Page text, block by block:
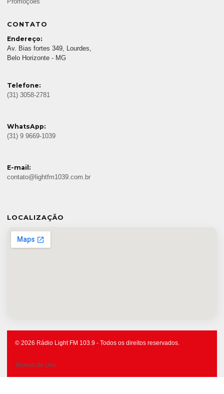
Promoções
CONTATO
Endereço:
Av. Bias fortes 349, Lourdes,
Belo Horizonte - MG
Telefone:
(31) 3058-2781
WhatsApp:
(31) 9 9669-1039
E-mail:
contato@lightfm1039.com.br
LOCALIZAÇÃO
© 2026 Rádio Light FM 103.9 - Todos os direitos reservados.
Termos de Uso